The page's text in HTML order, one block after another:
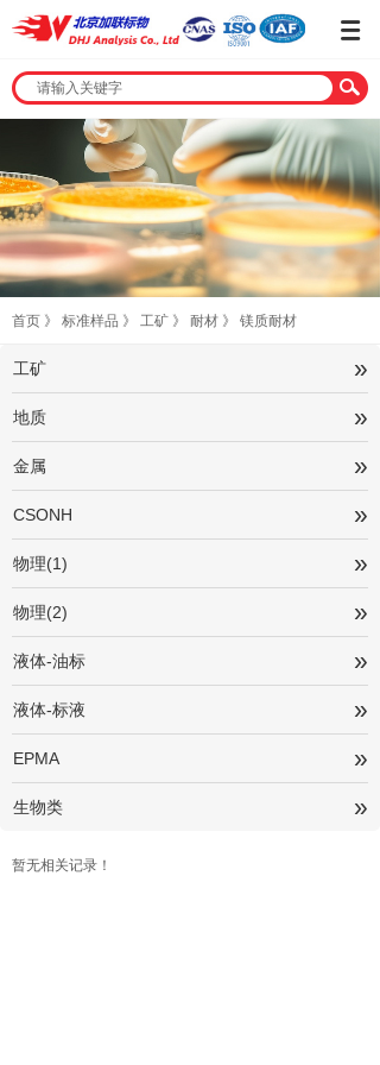
首页 》 标准样品 》 工矿 》 耐材 》 镁质耐材
工矿 »
地质 »
金属 »
CSONH »
物理(1) »
物理(2) »
液体-油标 »
液体-标液 »
EPMA »
生物类 »
暂无相关记录！